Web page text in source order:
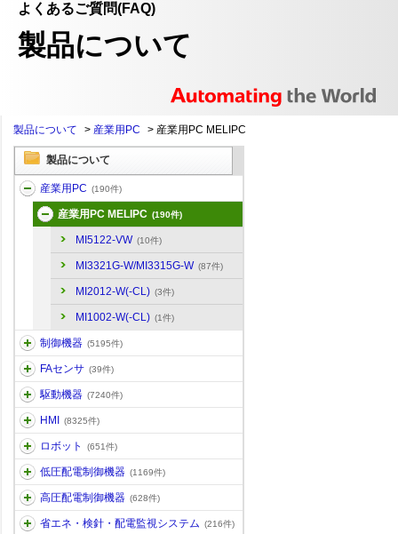
よくあるご質問(FAQ)
製品について
製品について > 産業用PC > 産業用PC MELIPC
製品について
産業用PC (190件)
産業用PC MELIPC (190件)
MI5122-VW (10件)
MI3321G-W/MI3315G-W (87件)
MI2012-W(-CL) (3件)
MI1002-W(-CL) (1件)
制御機器 (5195件)
FAセンサ (39件)
駆動機器 (7240件)
HMI (8325件)
ロボット (651件)
低圧配電制御機器 (1169件)
高圧配電制御機器 (628件)
省エネ・検針・配電監視システム (216件)